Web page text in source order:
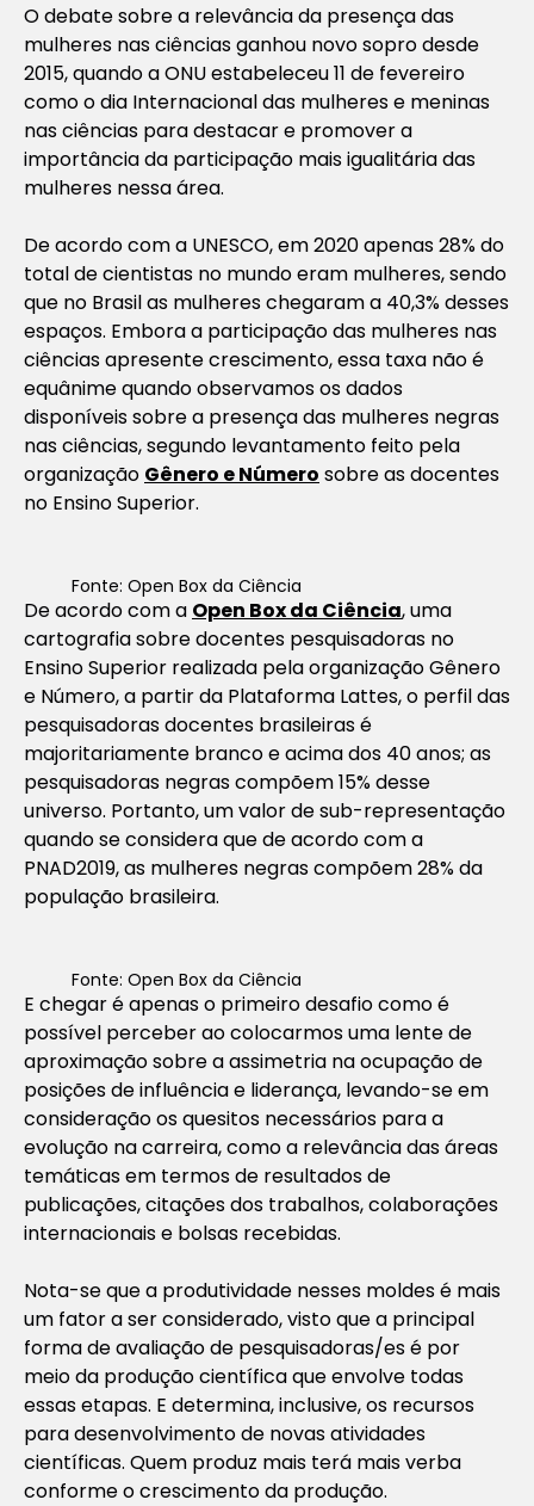
O debate sobre a relevância da presença das
mulheres nas ciências ganhou novo sopro desde
2015, quando a ONU estabeleceu 11 de fevereiro
como o dia Internacional das mulheres e meninas
nas ciências para destacar e promover a
importância da participação mais igualitária das
mulheres nessa área.
De acordo com a UNESCO, em 2020 apenas 28% do
total de cientistas no mundo eram mulheres, sendo
que no Brasil as mulheres chegaram a 40,3% desses
espaços. Embora a participação das mulheres nas
ciências apresente crescimento, essa taxa não é
equânime quando observamos os dados
disponíveis sobre a presença das mulheres negras
nas ciências, segundo levantamento feito pela
organização Gênero e Número sobre as docentes
no Ensino Superior.
Fonte: Open Box da Ciência
De acordo com a Open Box da Ciência, uma
cartografia sobre docentes pesquisadoras no
Ensino Superior realizada pela organização Gênero
e Número, a partir da Plataforma Lattes, o perfil das
pesquisadoras docentes brasileiras é
majoritariamente branco e acima dos 40 anos; as
pesquisadoras negras compõem 15% desse
universo. Portanto, um valor de sub-representação
quando se considera que de acordo com a
PNAD2019, as mulheres negras compõem 28% da
população brasileira.
Fonte: Open Box da Ciência
E chegar é apenas o primeiro desafio como é
possível perceber ao colocarmos uma lente de
aproximação sobre a assimetria na ocupação de
posições de influência e liderança, levando-se em
consideração os quesitos necessários para a
evolução na carreira, como a relevância das áreas
temáticas em termos de resultados de
publicações, citações dos trabalhos, colaborações
internacionais e bolsas recebidas.
Nota-se que a produtividade nesses moldes é mais
um fator a ser considerado, visto que a principal
forma de avaliação de pesquisadoras/es é por
meio da produção científica que envolve todas
essas etapas. E determina, inclusive, os recursos
para desenvolvimento de novas atividades
científicas. Quem produz mais terá mais verba
conforme o crescimento da produção.